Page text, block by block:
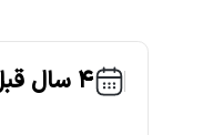
4 سال قبل